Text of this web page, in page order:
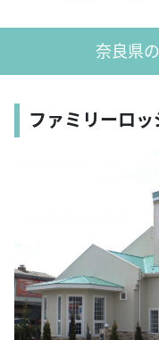
奈良県
ファミリーロ